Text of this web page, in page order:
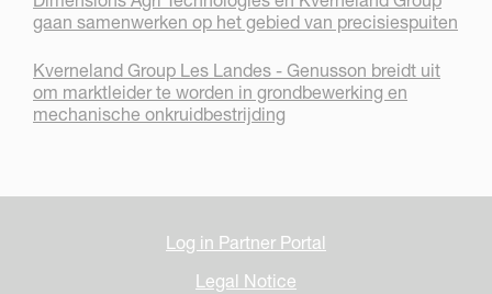
gaan samenwerken op het gebied van precisiespuiten
Kverneland Group Les Landes - Genusson breidt uit
om marktleider te worden in grondbewerking en
mechanische onkruidbestrijding
Log in Partner Portal
Legal Notice